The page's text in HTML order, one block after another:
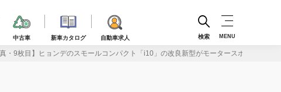
中古車 新車カタログ 自動車求人 検索 MENU
真・9枚目】ヒョンデのスモールコンパクト「i10」の改良新型がモータースポーツイメ